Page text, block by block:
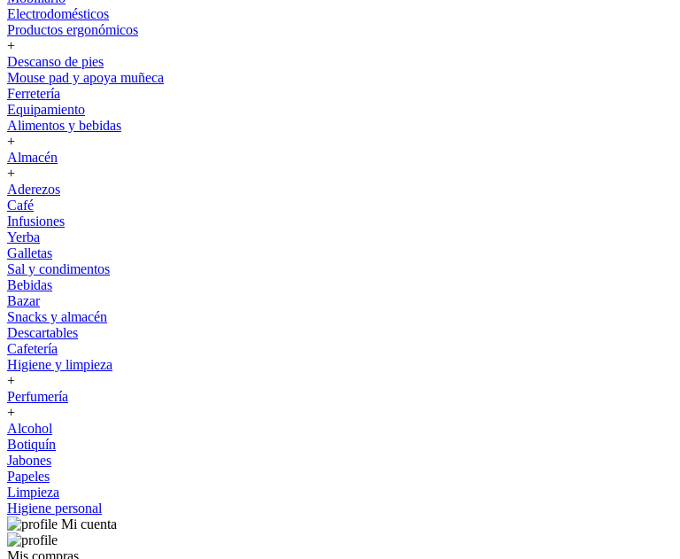
Electrodomésticos
Productos ergonómicos
+
Descanso de pies
Mouse pad y apoya muñeca
Ferretería
Equipamiento
Alimentos y bebidas
+
Almacén
+
Aderezos
Café
Infusiones
Yerba
Galletas
Sal y condimentos
Bebidas
Bazar
Snacks y almacén
Descartables
Cafetería
Higiene y limpieza
+
Perfumería
+
Alcohol
Botiquín
Jabones
Papeles
Limpieza
Higiene personal
Mi cuenta
Mis compras